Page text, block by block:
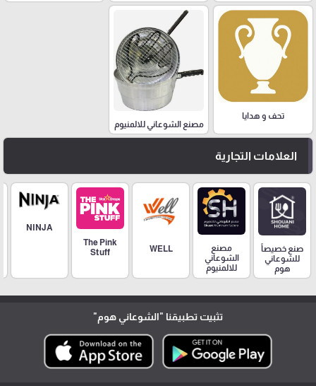
تحف و هدايا
مصنع الشوعاني للالمنيوم
العلامات التجارية
صنع خصيصاً
للشوعاني
هوم
مصنع
الشوعاني
للالمنيوم
WELL
The Pink
Stuff
NINJA
تثبيت تطبيقنا "الشوعاني هوم"